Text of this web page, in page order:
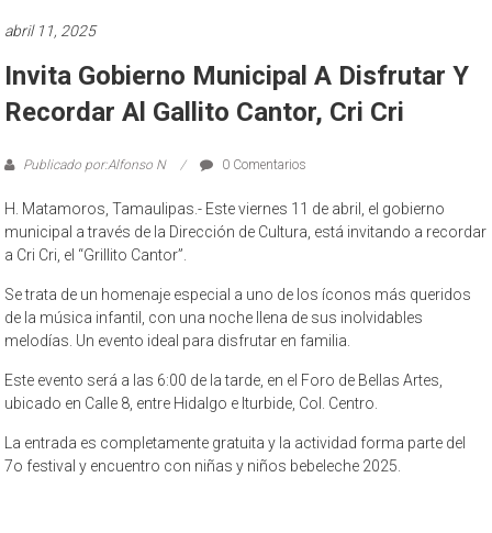
abril 11, 2025
Invita Gobierno Municipal A Disfrutar Y
Recordar Al Gallito Cantor, Cri Cri
Publicado por:Alfonso N 0 Comentarios
H. Matamoros, Tamaulipas.- Este viernes 11 de abril, el gobierno
municipal a través de la Dirección de Cultura, está invitando a recordar
a Cri Cri, el “Grillito Cantor”.
Se trata de un homenaje especial a uno de los íconos más queridos
de la música infantil, con una noche llena de sus inolvidables
melodías. Un evento ideal para disfrutar en familia.
Este evento será a las 6:00 de la tarde, en el Foro de Bellas Artes,
ubicado en Calle 8, entre Hidalgo e Iturbide, Col. Centro.
La entrada es completamente gratuita y la actividad forma parte del
7o festival y encuentro con niñas y niños bebeleche 2025.